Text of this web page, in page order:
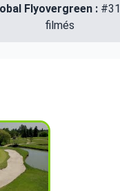
Flyovergreen :
filmés